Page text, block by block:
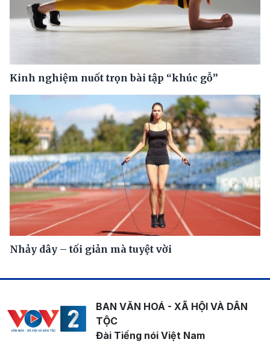
Kinh nghiệm nuốt trọn bài tập “khúc gỗ”
Nhảy dây – tối giản mà tuyệt vời
BAN VĂN HOÁ - XÃ HỘI VÀ DÂN
TỘC
Đài Tiếng nói Việt Nam